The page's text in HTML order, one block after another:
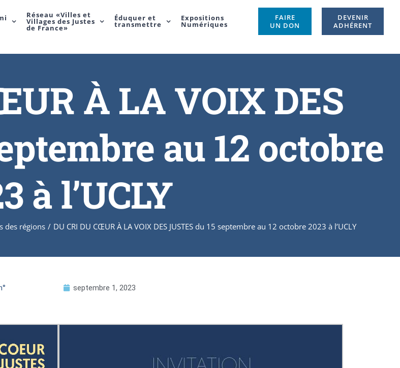
Réseau «Villes et
Villages des Justes
de France»
Éduquer et
transmettre
Expositions
Numériques
FAIRE
UN DON
DEVENIR
ADHÉRENT
À LA VOIX DES
au 12 octobre
à l’UCLY
des régions / DU CRI DU CŒUR À LA VOIX DES JUSTES du 15 septembre au 12 octobre 2023 à l’UCLY
septembre 1, 2023